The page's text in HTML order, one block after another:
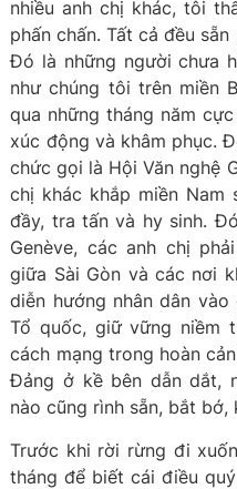
nhiều anh chị khác, tôi
phấn chấn. Tất cả đều
Đó là những người chưa
như chúng tôi trên miền
qua những tháng năm
xúc động và khâm phục.
chức gọi là Hội Văn nghệ
chị khác khắp miền Nam
đầy, tra tấn và hy sinh.
Genève, các anh chị
giữa Sài Gòn và các nơi
diễn hướng nhân dân
Tổ quốc, giữ vững niềm
cách mạng trong hoàn
Đảng ở kề bên dẫn dắt,
nào cũng rình sẵn, bắt bớ,
Trước khi rời rừng đi
tháng để biết cái điều